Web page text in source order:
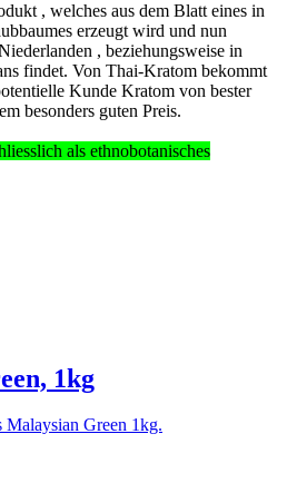
, welches aus dem Blatt eines in
erzeugt wird und nun
, beziehungsweise in
findet. Von Thai-Kratom bekommt
Kunde Kratom von bester
besonders guten Preis.
als ethnobotanisches
1kg
Malaysian Green 1kg.